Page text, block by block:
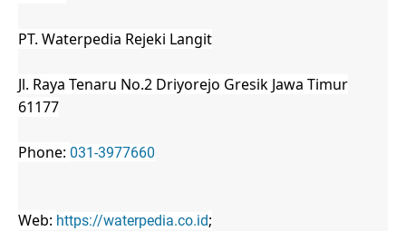
PT. Waterpedia Rejeki Langit
Jl. Raya Tenaru No.2 Driyorejo Gresik Jawa Timur
61177
Phone: 031-3977660
Web: https://waterpedia.co.id;